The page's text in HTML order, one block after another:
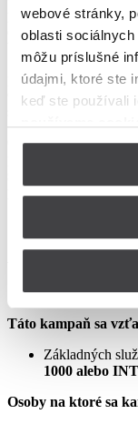
webové stránky,
oblasti
môžu príslušné
údajmi, ktoré ste
keď ste používali
podmienkach
dostupných služieb,
Všeobecných
podmienok na
Osobitných
služieb a iných platieb.
Ceny v týchto
poplatky za
sú uvedené vrátane
predpisov.
Aprílový Crazy
Táto kampaň sa
Základných
1000 alebo
Osoby na ktoré sa